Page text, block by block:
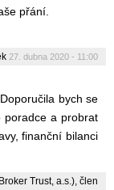
přání.
27. dubna 2020 - 11:00
bych se
poradce a probrat
finanční bilanci
Trust, a.s.), člen